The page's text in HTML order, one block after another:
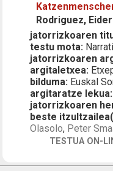
Rodriguez, Eider
jatorrizkoaren
testu mota:
jatorrizkoaren
argitaletxea:
bilduma: Euskal
argitaratze lekua:
jatorrizkoaren
beste
Olasolo, Peter
TESTUA ON-